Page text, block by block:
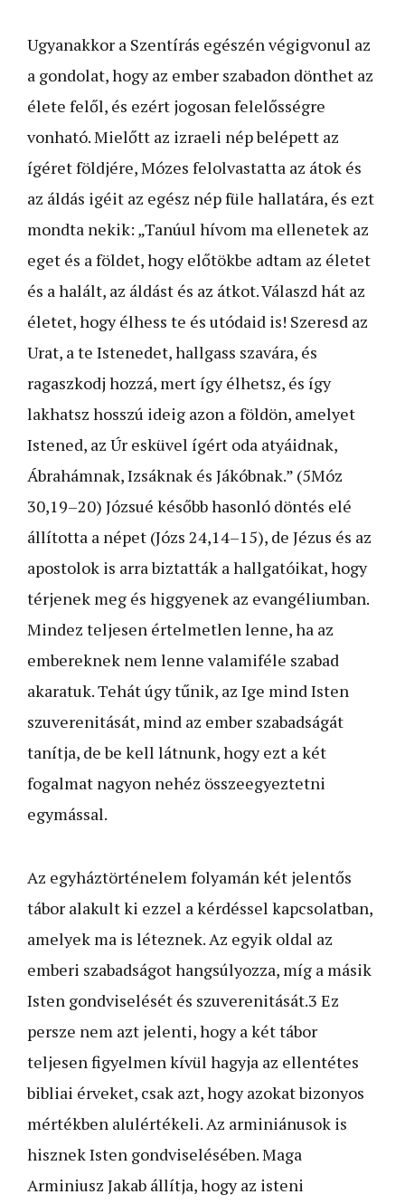
Ugyanakkor a Szentírás egészén végigvonul az
a gondolat, hogy az ember szabadon dönthet az
élete felől, és ezért jogosan felelősségre
vonható. Mielőtt az izraeli nép belépett az
ígéret földjére, Mózes felolvastatta az átok és
az áldás igéit az egész nép füle hallatára, és ezt
mondta nekik: „Tanúul hívom ma ellenetek az
eget és a földet, hogy előtökbe adtam az életet
és a halált, az áldást és az átkot. Válaszd hát az
életet, hogy élhess te és utódaid is! Szeresd az
Urat, a te Istenedet, hallgass szavára, és
ragaszkodj hozzá, mert így élhetsz, és így
lakhatsz hosszú ideig azon a földön, amelyet
Istened, az Úr esküvel ígért oda atyáidnak,
Ábrahámnak, Izsáknak és Jákóbnak.” (5Móz
30,19–20) Józsué később hasonló döntés elé
állította a népet (Józs 24,14–15), de Jézus és az
apostolok is arra biztatták a hallgatóikat, hogy
térjenek meg és higgyenek az evangéliumban.
Mindez teljesen értelmetlen lenne, ha az
embereknek nem lenne valamiféle szabad
akaratuk. Tehát úgy tűnik, az Ige mind Isten
szuverenitását, mind az ember szabadságát
tanítja, de be kell látnunk, hogy ezt a két
fogalmat nagyon nehéz összeegyeztetni
egymással.
Az egyháztörténelem folyamán két jelentős
tábor alakult ki ezzel a kérdéssel kapcsolatban,
amelyek ma is léteznek. Az egyik oldal az
emberi szabadságot hangsúlyozza, míg a másik
Isten gondviselését és szuverenitását.3 Ez
persze nem azt jelenti, hogy a két tábor
teljesen figyelmen kívül hagyja az ellentétes
bibliai érveket, csak azt, hogy azokat bizonyos
mértékben alulértékeli. Az arminiánusok is
hisznek Isten gondviselésében. Maga
Arminiusz Jakab állítja, hogy az isteni